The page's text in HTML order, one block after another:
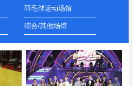
羽毛球运动场馆
综合/其他场馆